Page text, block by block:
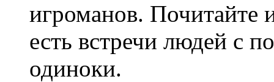
игроманов. Почитайте
есть встречи людей с
одиноки.